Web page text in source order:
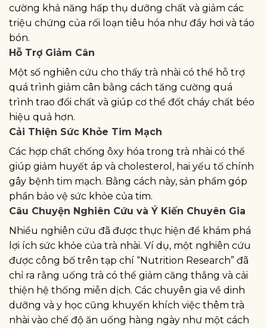
cường khả năng hấp thụ dưỡng chất và giảm các
triệu chứng của rối loạn tiêu hóa như đầy hơi và táo
bón.
Hỗ Trợ Giảm Cân
Một số nghiên cứu cho thấy trà nhài có thể hỗ trợ
quá trình giảm cân bằng cách tăng cường quá
trình trao đổi chất và giúp cơ thể đốt cháy chất béo
hiệu quả hơn.
Cải Thiện Sức Khỏe Tim Mạch
Các hợp chất chống ôxy hóa trong trà nhài có thể
giúp giảm huyết áp và cholesterol, hai yếu tố chính
gây bệnh tim mạch. Bằng cách này, sản phẩm góp
phần bảo vệ sức khỏe của tim.
Câu Chuyện Nghiên Cứu và Ý Kiến Chuyên Gia
Nhiều nghiên cứu đã được thực hiện để khám phá
lợi ích sức khỏe của trà nhài. Ví dụ, một nghiên cứu
được công bố trên tạp chí “Nutrition Research” đã
chỉ ra rằng uống trà có thể giảm căng thẳng và cải
thiện hệ thống miễn dịch. Các chuyên gia về dinh
dưỡng và y học cũng khuyến khích việc thêm trà
nhài vào chế độ ăn uống hàng ngày như một cách